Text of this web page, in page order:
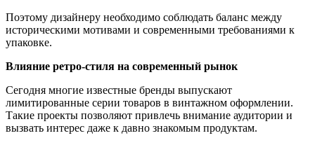
Поэтому дизайнеру необходимо соблюдать баланс между
историческими мотивами и современными требованиями к
упаковке.
Влияние ретро-стиля на современный рынок
Сегодня многие известные бренды выпускают
лимитированные серии товаров в винтажном оформлении.
Такие проекты позволяют привлечь внимание аудитории и
вызвать интерес даже к давно знакомым продуктам.